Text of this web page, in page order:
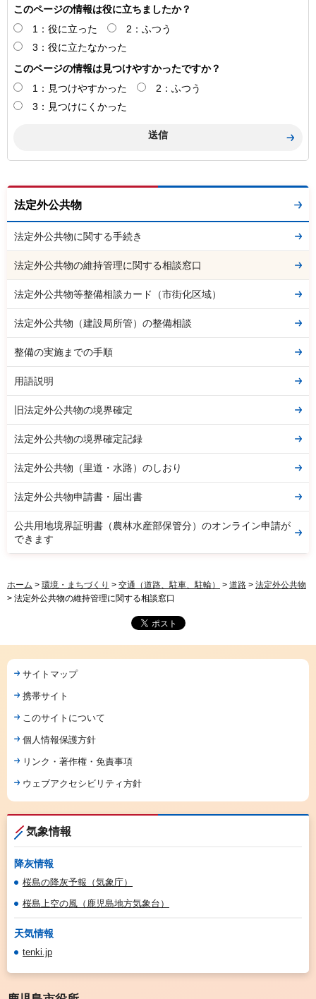
このページの情報は役に立ちましたか？
1：役に立った
2：ふつう
3：役に立たなかった
このページの情報は見つけやすかったですか？
1：見つけやすかった
2：ふつう
3：見つけにくかった
法定外公共物
法定外公共物に関する手続き
法定外公共物の維持管理に関する相談窓口
法定外公共物等整備相談カード（市街化区域）
法定外公共物（建設局所管）の整備相談
整備の実施までの手順
用語説明
旧法定外公共物の境界確定
法定外公共物の境界確定記録
法定外公共物（里道・水路）のしおり
法定外公共物申請書・届出書
公共用地境界証明書（農林水産部保管分）のオンライン申請が
できます
ホーム > 環境・まちづくり > 交通（道路、駐車、駐輪） > 道路 > 法定外公共物
> 法定外公共物の維持管理に関する相談窓口
サイトマップ
携帯サイト
このサイトについて
個人情報保護方針
リンク・著作権・免責事項
ウェブアクセシビリティ方針
気象情報
降灰情報
桜島の降灰予報（気象庁）
桜島上空の風（鹿児島地方気象台）
天気情報
tenki.jp